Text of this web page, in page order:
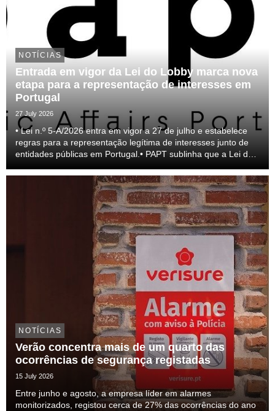
NOTÍCIAS
Entrada em vigor da Lei do Lobby marca nova
etapa para a representação de interesses em
Portugal
27 July 2026
• Lei n.º 5-A/2026 entra em vigor a 27 de julho e estabelece
regras para a representação legítima de interesses junto de
entidades públicas em Portugal.• PAPT sublinha que a Lei do
do setor e para a transparên...
NOTÍCIAS
Verão concentra mais de um quarto das
ocorrências de segurança registadas
15 July 2026
Entre junho e agosto, a empresa líder em alarmes
monitorizados, registou cerca de 27% das ocorrências do ano